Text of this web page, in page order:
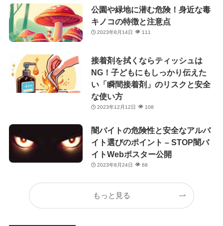
公園や緑地に潜む危険！身近な毒
キノコの特徴と注意点
2023年8月14日 111
接着剤を拭くならティッシュは
NG！子どもにもしっかり伝えた
い「瞬間接着剤」のリスクと安全
な使い方
2023年12月12日 108
闇バイトの危険性と安全なアルバ
イト選びのポイント – STOP闇バ
イトWebポスター公開
2023年8月24日 68
もっと見る